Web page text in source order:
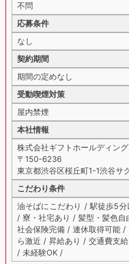
不問
応募条件
なし
契約期間
期間の定めなし
受動喫煙対策
屋内禁煙
本社情報
株式会社ギフトホールディング
〒150-6236
東京都渋谷区桜丘町1-1渋谷サ
こだわり条件
油そばにこだわり / 駅徒歩5
/ 寮・社宅あり / 髪型・髪色
社会保険完備 / 連休取得可能
ら激近 / 昇給あり / 交通費支
/ 未経験OK /